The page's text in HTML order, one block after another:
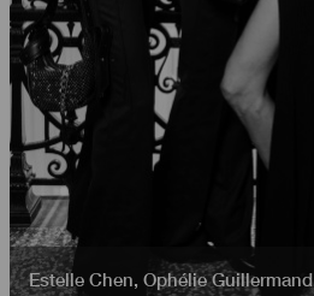
Estelle Chen Ophélie Guillermand